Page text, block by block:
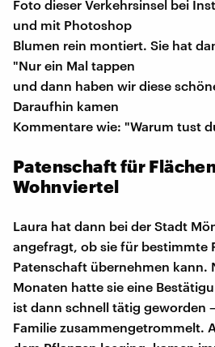
Foto dieser Verkehrsinsel bei
und mit Photoshop
Blumen rein montiert. Sie hat
"Nur ein Mal tappen
und dann haben wir diese
Daraufhin kamen
Kommentare wie: "Warum tust
Patenschaft für
Wohnviertel
Laura hat dann bei der Stadt
angefragt, ob sie für bestimmte
Patenschaft übernehmen kann.
Monaten hatte sie eine
ist dann schnell tätig geworden
Familie zusammengetrommelt.